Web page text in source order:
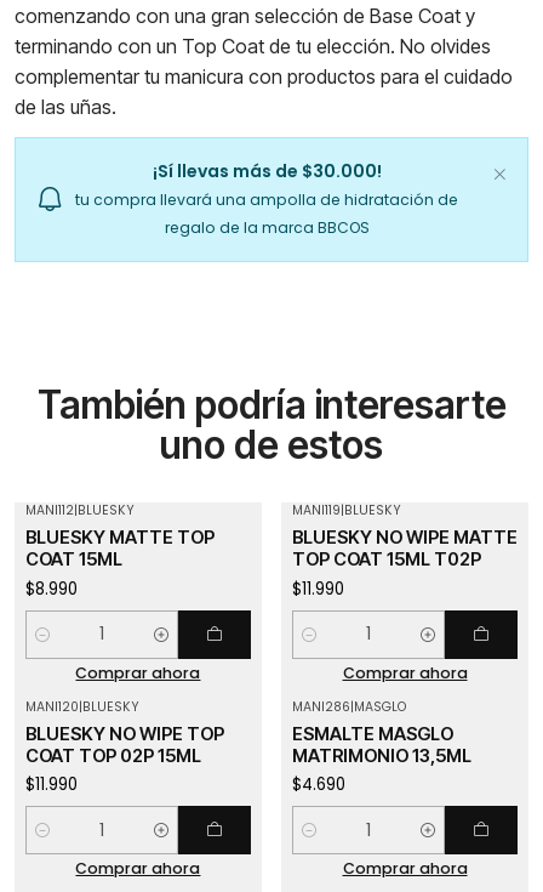
comenzando con una gran selección de Base Coat y
terminando con un Top Coat de tu elección. No olvides
complementar tu manicura con productos para el cuidado
de las uñas.
¡Sí llevas más de $30.000!
tu compra llevará una ampolla de hidratación de
regalo de la marca BBCOS
También podría interesarte
uno de estos
MANI112|BLUESKY
BLUESKY MATTE TOP
COAT 15ML
$8.990
Cantidad
Comprar ahora
MANI119|BLUESKY
BLUESKY NO WIPE MATTE
TOP COAT 15ML T02P
$11.990
Cantidad
Comprar ahora
MANI120|BLUESKY
BLUESKY NO WIPE TOP
COAT TOP 02P 15ML
$11.990
Cantidad
Comprar ahora
MANI286|MASGLO
ESMALTE MASGLO
MATRIMONIO 13,5ML
$4.690
Cantidad
Comprar ahora